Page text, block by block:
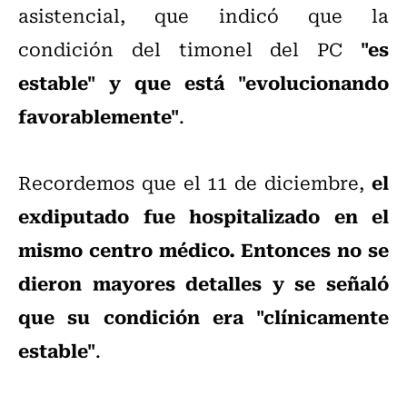
asistencial, que indicó que la
condición del timonel del PC "es
estable" y que está "evolucionando
favorablemente".
Recordemos que el 11 de diciembre, el
exdiputado fue hospitalizado en el
mismo centro médico. Entonces no se
dieron mayores detalles y se señaló
que su condición era "clínicamente
estable".